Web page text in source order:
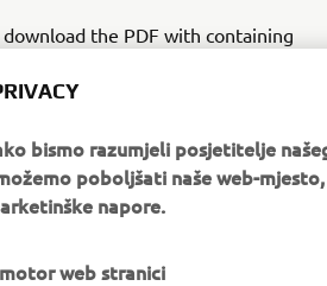
the PDF with containing
waste batteries (English)(1.9MB)
bismo razumjeli posjetitelje
poboljšati naše web-mjesto,
napore.
web stranici